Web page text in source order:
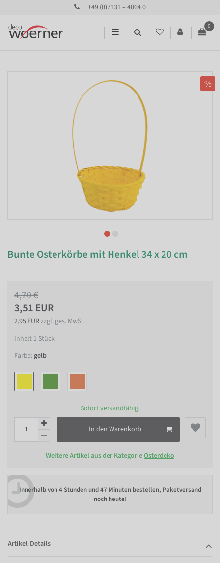
+49 (0)7131 – 4064 0
☰
0
%
Bunte Osterkörbe mit Henkel 34 x 20 cm
4,70 €
3,51 EUR
2,95 EURzzgl. ges. MwSt.
Inhalt 1 Stück
Farbe:gelb
Sofort versandfähig.
In den Warenkorb
Weitere Artikel aus der KategorieOsterdeko
Innerhalb von4 Stunden und 47 Minuten bestellen, Paketversand
noch heute!
Artikel-Details